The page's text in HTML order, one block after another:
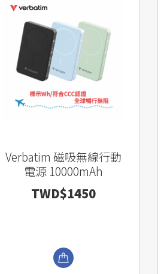
Verbatim 磁吸無線行動
電源 10000mAh
TWD$1450